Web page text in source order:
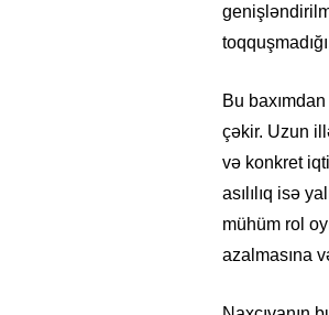
Bu
çəkir. Uzun
və konkret
asılılıq isə
mühüm rol
azalmasına